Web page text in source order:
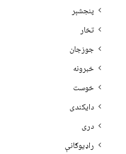
پنجشېر
تخار
جوزجان
خبرونه
خوست
دایکندی
دری
راډیوګانې